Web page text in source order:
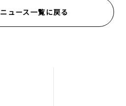
ニュース一覧に戻る